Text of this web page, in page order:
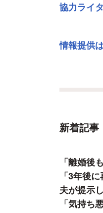
協力ライ
情報提供
新着記事
「離婚後
「3年後
夫が提示
「気持ち